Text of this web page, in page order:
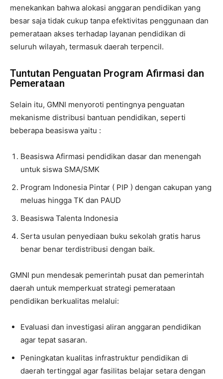
menekankan bahwa alokasi anggaran pendidikan yang
besar saja tidak cukup tanpa efektivitas penggunaan dan
pemerataan akses terhadap layanan pendidikan di
seluruh wilayah, termasuk daerah terpencil.
Tuntutan Penguatan Program Afirmasi dan
Pemerataan
Selain itu, GMNI menyoroti pentingnya penguatan
mekanisme distribusi bantuan pendidikan, seperti
beberapa beasiswa yaitu :
Beasiswa Afirmasi pendidikan dasar dan menengah
untuk siswa SMA/SMK
⁠Program Indonesia Pintar ( PIP ) dengan cakupan yang
meluas hingga TK dan PAUD
⁠Beasiswa Talenta Indonesia
Serta usulan penyediaan buku sekolah gratis harus
benar benar terdistribusi dengan baik.
GMNI pun mendesak pemerintah pusat dan pemerintah
daerah untuk memperkuat strategi pemerataan
pendidikan berkualitas melalui:
Evaluasi dan investigasi aliran anggaran pendidikan
agar tepat sasaran.
Peningkatan kualitas infrastruktur pendidikan di
daerah tertinggal agar fasilitas belajar setara dengan